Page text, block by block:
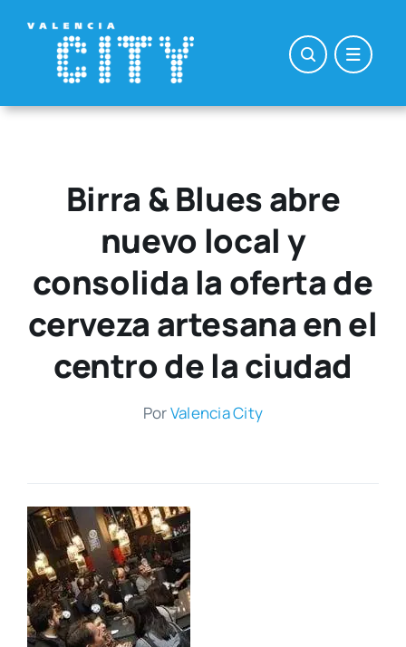
contenido
Birra & Blues abre
nuevo local y
consolida la oferta de
cerveza artesana en el
centro de la ciudad
PorValen­cia City